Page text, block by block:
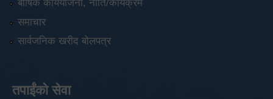
बार्षिक कार्ययोजना, नीति/कार्यक्रम
समाचार
सार्वजनिक खरीद बोलपत्र
तपाईंको सेवा